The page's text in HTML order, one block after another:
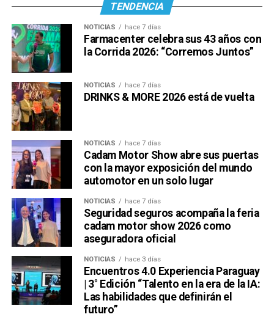
TENDENCIA
NOTICIAS hace 7 días
Farmacenter celebra sus 43 años con
la Corrida 2026: “Corremos Juntos”
NOTICIAS hace 7 días
DRINKS & MORE 2026 está de vuelta
NOTICIAS hace 7 días
Cadam Motor Show abre sus puertas
con la mayor exposición del mundo
automotor en un solo lugar
NOTICIAS hace 7 días
Seguridad seguros acompaña la feria
cadam motor show 2026 como
aseguradora oficial
NOTICIAS hace 3 días
Encuentros 4.0 Experiencia Paraguay
| 3° Edición “Talento en la era de la IA:
Las habilidades que definirán el
futuro”